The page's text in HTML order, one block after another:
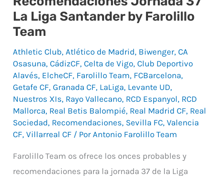
La Liga Santander by Farolillo
Team
Athletic Club, Atlético de Madrid, Biwenger,CA
Osasuna,CádizCF,Celta de Vigo,Club Deportivo
Alavés, ElcheCF, Farolillo Team, FCBarcelona,
Getafe CF,Granada CF, LaLiga, Levante UD,
Nuestros XIs, Rayo Vallecano, RCD Espanyol, RCD
Mallorca, Real Betis Balompié, Real Madrid CF, Real
Sociedad, Recomendaciones, Sevilla FC,Valencia
CF,Villarreal CF / Por Antonio Farolillo Team
Farolillo Team os ofrece los onces probables y
recomendaciones para la jornada 37 de la Liga
Recomendaciones
37
La
Liga
Santander
by
Farolillo
Team